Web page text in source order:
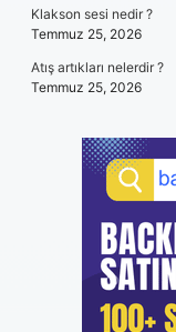
Klakson sesi nedir ?
Temmuz 25, 2026
Atış artıkları nelerdir ?
Temmuz 25, 2026